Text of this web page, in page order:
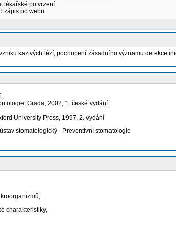
lékařské potvrzení
zápis po webu
kazivých lézí, pochopení zásadního významu detekce
Grada, 2002, 1. české vydání
University Press, 1997, 2. vydání
stomatologický - Preventivní stomatologie
charakteristiky,